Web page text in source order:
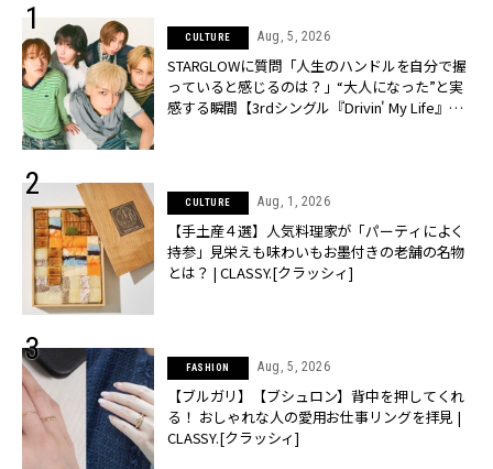
CULTURE Aug, 5, 2026
STARGLOWに質問「人生のハンドルを自分で握
っていると感じるのは？」“大️人になった”と実
感する瞬間【3rdシングル『Drivin' My Life』発
CULTURE Aug, 1, 2026
【手土産４選】人気料理家が「パーティによく
持参」見栄えも味わいもお墨付きの老舗の名物
とは？ | CLASSY.[クラッシィ]
FASHION Aug, 5, 2026
【ブルガリ】【ブシュロン】背中を押してくれ
る！ おしゃれな人の愛用お仕事リングを拝見 |
CLASSY.[クラッシィ]